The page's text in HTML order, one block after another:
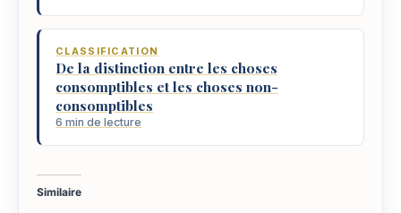
CLASSIFICATION
De la distinction entre les choses
consomptibles et les choses non-
consomptibles
6 min de lecture
Similaire